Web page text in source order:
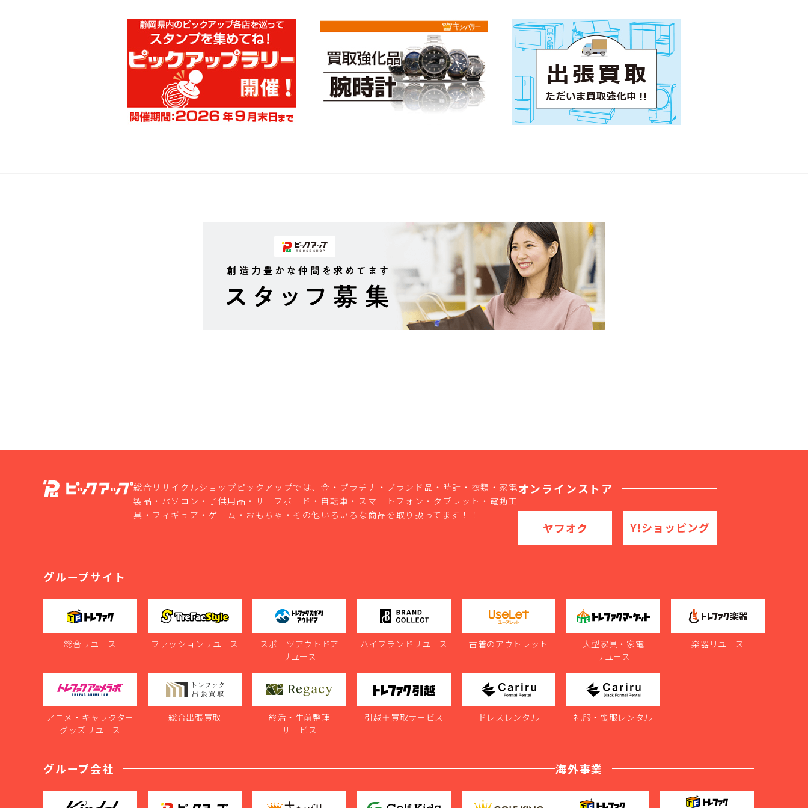
総合リサイクルショップピックアップでは、金・プラチナ・ブランド品・時計・衣類・家電
製品・パソコン・子供用品・サーフボード・自転車・スマートフォン・タブレット・電動工
具・フィギュア・ゲーム・おもちゃ・その他いろいろな商品を取り扱ってます！！
オンラインストア
グループサイト
総合リユース ファッションリユース
スポーツアウトドア
リユース
ハイブランドリユース 古着のアウトレット
大型家具・家電
リユース
楽器リユース
アニメ・キャラクター
グッズリユース
総合出張買取
終活・生前整理
サービス
引越＋買取サービス ドレスレンタル 礼服・喪服レンタル
グループ会社 海外事業